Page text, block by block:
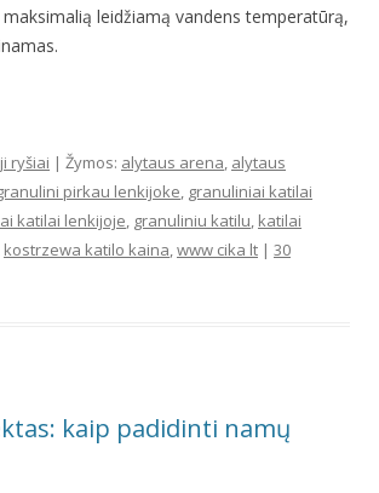
leidžiamą vandens temperatūrą,
ryšiai | Žymos: alytaus arena, alytaus
pirkau lenkijoke, granuliniai katilai
katilai lenkijoje, granuliniu katilu, katilai
kostrzewa katilo kaina,www cika lt | 30
kaip padidinti namų